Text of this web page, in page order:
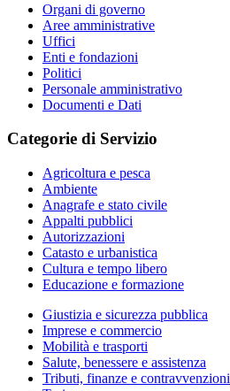
Organi di governo
Aree amministrative
Uffici
Enti e fondazioni
Politici
Personale amministrativo
Documenti e Dati
Categorie di Servizio
Agricoltura e pesca
Ambiente
Anagrafe e stato civile
Appalti pubblici
Autorizzazioni
Catasto e urbanistica
Cultura e tempo libero
Educazione e formazione
Giustizia e sicurezza pubblica
Imprese e commercio
Mobilità e trasporti
Salute, benessere e assistenza
Tributi, finanze e contravvenzioni